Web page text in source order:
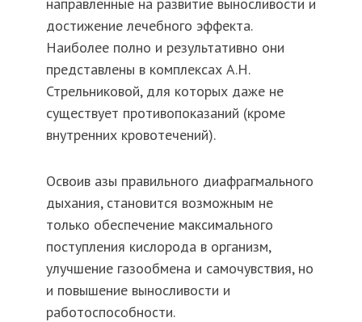
достижение лечебного эффекта.
Наиболее полно и результативно они
представлены в комплексах А.Н.
Стрельниковой, для которых даже не
существует противопоказаний (кроме
внутренних кровотечений).
Освоив азы правильного диафрагмального
дыхания, становится возможным не
только обеспечение максимального
поступления кислорода в организм,
улучшение газообмена и самочувствия, но
и повышение выносливости и
работоспособности.